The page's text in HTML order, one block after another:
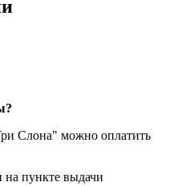
Слона" можно оплатить
пункте выдачи